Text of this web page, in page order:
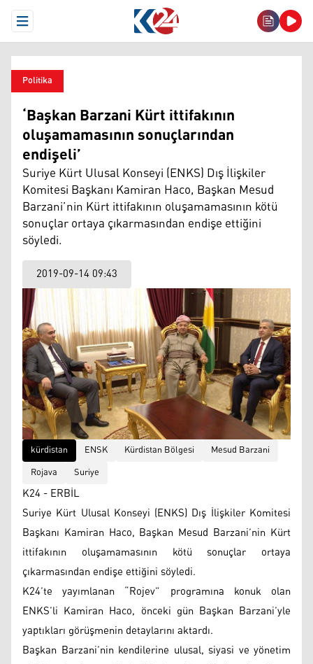
Open Menu
Politika
‘Başkan Barzani Kürt ittifakının
oluşamamasının sonuçlarından
endişeli’
Suriye Kürt Ulusal Konseyi (ENKS) Dış İlişkiler
Komitesi Başkanı Kamiran Haco, Başkan Mesud
Barzani’nin Kürt ittifakının oluşamamasının kötü
sonuçlar ortaya çıkarmasından endişe ettiğini
söyledi.
2019-09-14 09:43
kürdistan ENSK Kürdistan Bölgesi
Mesud Barzani
Rojava
Suriye
K24 - ERBİL
Suriye Kürt Ulusal Konseyi (ENKS) Dış İlişkiler Komitesi
Başkanı Kamiran Haco, Başkan Mesud Barzani’nin Kürt
ittifakının oluşamamasının kötü sonuçlar ortaya
çıkarmasından endişe ettiğini söyledi.
K24’te yayımlanan “Rojev” programına konuk olan
ENKS’li Kamiran Haco, önceki gün Başkan Barzani’yle
yaptıkları görüşmenin detaylarını aktardı.
Başkan Barzani’nin kendilerine ulusal, siyasi ve yönetim